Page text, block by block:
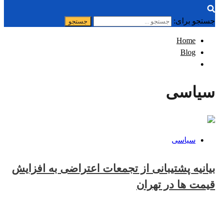
جستجو برای:
Home
Blog
سیاسی
سیاسی
بیانیه پشتیبانی از تجمعات اعتراضی به افزایش
قیمت ها در تھران